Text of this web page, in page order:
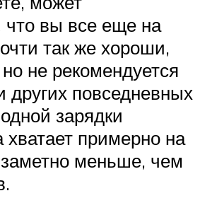
что вы все еще на
так же хороши,
не рекомендуется
других повседневных
зарядки
хватает примерно на
меньше, чем